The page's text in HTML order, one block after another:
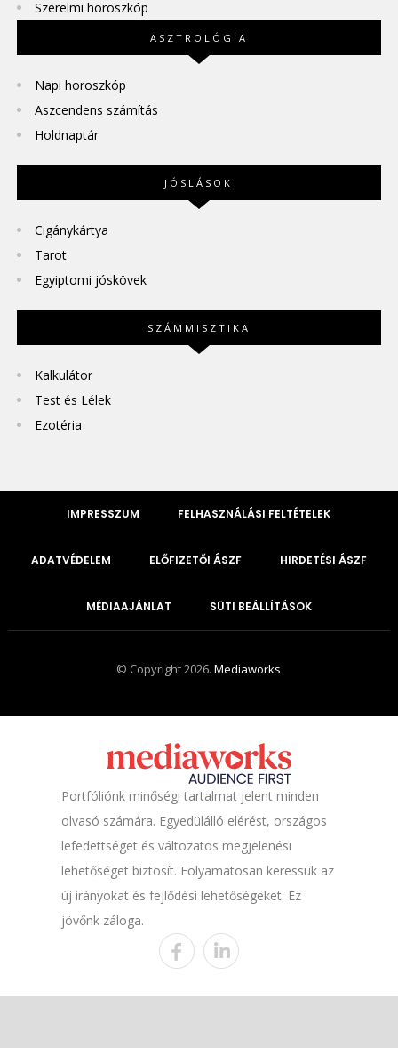
Szerelmi horoszkóp
ASZTROLÓGIA
Napi horoszkóp
Aszcendens számítás
Holdnaptár
JÓSLÁSOK
Cigánykártya
Tarot
Egyiptomi jóskövek
SZÁMMISZTIKA
Kalkulátor
Test és Lélek
Ezotéria
IMPRESSZUM FELHASZNÁLÁSI FELTÉTELEK
ADATVÉDELEM ELŐFIZETŐI ÁSZF HIRDETÉSI ÁSZF
MÉDIAAJÁNLAT SÜTI BEÁLLÍTÁSOK
© Copyright 2026.Mediaworks
Portfóliónk minőségi tartalmat jelent minden
olvasó számára. Egyedülálló elérést, országos
lefedettséget és változatos megjelenési
lehetőséget biztosít. Folyamatosan keressük az
új irányokat és fejlődési lehetőségeket. Ez
jövőnk záloga.